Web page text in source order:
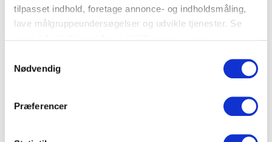
tilpasset indhold, foretage annonce- og indholdsmåling,
lave målgruppeundersøgelser og udvikle tjenester. Se
tilbage eller ændre indstillinger fra vores
"Cookiedeklaration", eller ved at trykke på "Privacy
Nødvendig
Præferencer
▼ 9658060601 6x60 6
9658100601 6
6